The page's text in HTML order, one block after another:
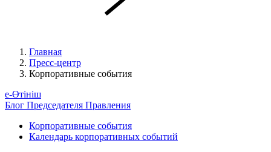
Главная
Пресс-центр
Корпоративные события
е-Өтініш
Блог Председателя Правления
Корпоративные события
Календарь корпоративных событий